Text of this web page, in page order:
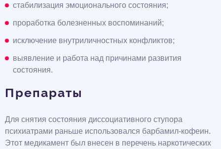
стабилизация эмоционального состояния;
проработка болезненных воспоминаний;
исключение внутриличностных конфликтов;
выявление и работа над причинами развития
состояния.
Препараты
Для снятия состояния диссоциативного ступора
психиатрами раньше использовался барбамил-кофеин.
Этот медикамент был внесен в перечень наркотических